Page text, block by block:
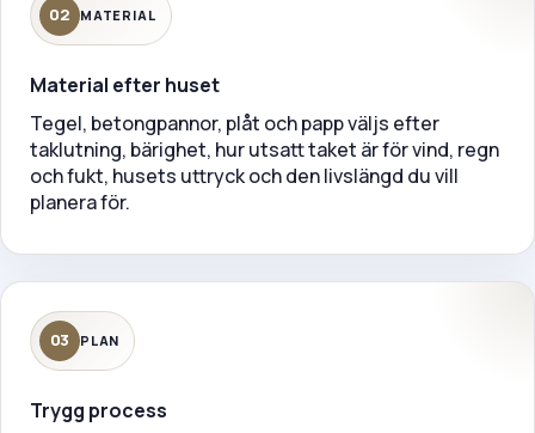
02 MATERIAL
Material efter huset
Tegel, betongpannor, plåt och papp väljs efter
taklutning, bärighet, hur utsatt taket är för vind, regn
och fukt, husets uttryck och den livslängd du vill
planera för.
03 PLAN
Trygg process